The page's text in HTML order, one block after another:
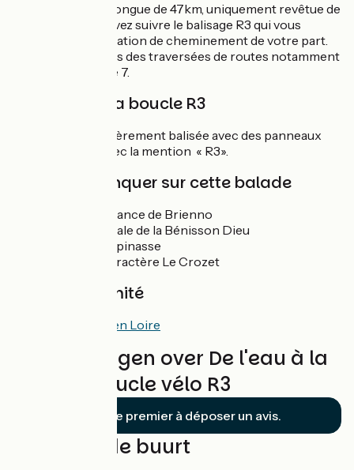
La boucle R3 est longue de 47km, uniquement revêtue de
goudron. Vous devez suivre le balisage R3 qui vous
guidera sans hésitation de cheminement de votre part.
Soyez vigilants lors des traversées de routes notamment
la Route Nationale 7.
Balisage de la boucle R3
La boucle est entièrement balisée avec des panneaux
verts et blancs avec la mention « R3».
À ne pas manquer sur cette balade
Port de plaisance de Brienno
Eglise abbatiale de la Bénisson Dieu
Forêt de Lespinasse
Village de caractère Le Crozet
Gare à proximité
Transports en Loire
Beoordelingen over De l'eau à la
pierre - Boucle vélo R3
Soyez le premier à déposer un avis.
Lussen in de buurt